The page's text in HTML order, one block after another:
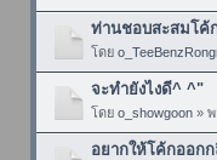
ท่านชอบสะสมโค้
โดย
จะทำยังไงดี^ ^"
โดย o_showgoon» พ
อยากให้โค้กออก